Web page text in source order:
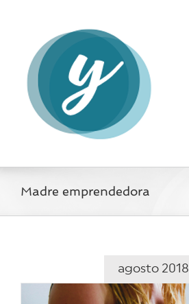
contenido
Madre emprendedora
agosto 2018